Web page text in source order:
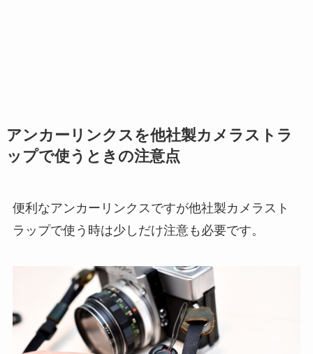
アンカーリンクスを他社製カメラストラ
ップで使うときの注意点
便利なアンカーリンクスですが他社製カメラスト
ラップで使う時は少しだけ注意も必要です。